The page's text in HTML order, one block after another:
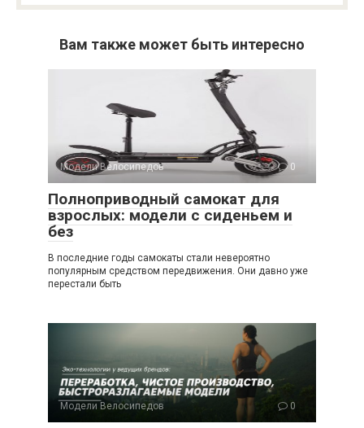
Вам также может быть интересно
Модели Велосипедов 0
Полноприводный самокат для
взрослых: модели с сиденьем и
без
В последние годы самокаты стали невероятно
популярным средством передвижения. Они давно уже
перестали быть
Модели Велосипедов 0